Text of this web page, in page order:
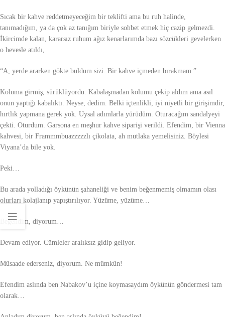
Sıcak bir kahve reddetmeyeceğim bir teklifti ama bu ruh halinde,
tanımadığım, ya da çok az tanığım biriyle sohbet etmek hiç cazip gelmezdi.
İkircimde kalan, kararsız ruhum ağız kenarlarımda bazı sözcükleri gevelerken
o hevesle atıldı,
“A, yerde ararken gökte buldum sizi. Bir kahve içmeden bırakmam.”
Koluma girmiş, sürüklüyordu. Kabalaşmadan kolumu çekip aldım ama asıl
onun yaptığı kabalıktı. Neyse, dedim. Belki içtenlikli, iyi niyetli bir girişimdir,
hırtlık yapmana gerek yok. Uysal adımlarla yürüdüm. Oturacağım sandalyeyi
çekti. Oturdum. Garsona en meşhur kahve siparişi verildi. Efendim, bir Vienna
kahvesi, bir Frammmbuazzzzzlı çikolata, ah mutlaka yemelisiniz. Böylesi
Viyana’da bile yok.
Peki…
Bu arada yolladığı öykünün şahaneliği ve benim beğenmemiş olmamın olası
olurları kolajlanıp yapıştırılıyor. Yüzüme, yüzüme…
Beğendim, diyorum…
Devam ediyor. Cümleler aralıksız gidip geliyor.
Müsaade ederseniz, diyorum. Ne mümkün!
Efendim aslında ben Nabakov’u içine koymasaydım öykünün göndermesi tam
olarak…